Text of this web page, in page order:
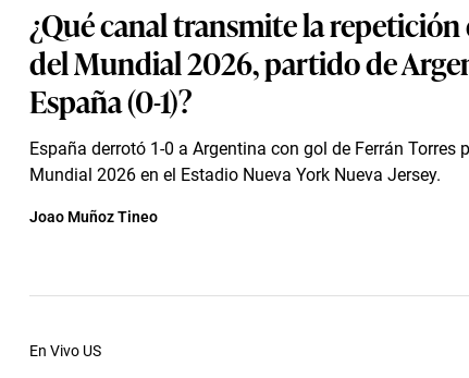
¿Qué canal transmite la repetición
del Mundial 2026, partido de
España (0-1)?
España derrotó 1-0 a Argentina con gol de Ferrán Torres
Mundial 2026 en el Estadio Nueva York Nueva Jersey.
Joao Muñoz Tineo
En Vivo US